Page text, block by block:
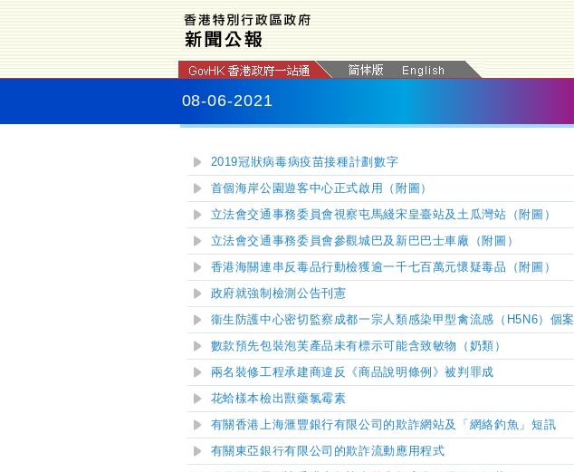
08-06-2021
2019冠狀病毒病疫苗接種計劃數字
首個海岸公園遊客中心正式啟用（附圖）
立法會交通事務委員會視察屯馬綫宋皇臺站及土瓜灣站 （ 附圖 ）
立法會交通事務委員會參觀城巴及新巴巴士車廠（附圖）
香港海關連串反毒品行動檢獲逾一千七百萬元懷疑毒品（附圖）
政府就強制檢測公告刊憲
衞生防護中心密切監察成都一宗人類感染甲型禽流感（H5N6）個案
數款預先包裝泡芙產品未有標示可能含致敏物（奶類）
兩名裝修工程承建商違反《商品說明條例》被判罪成
花蛤樣本檢出獸藥氯霉素
有關香港上海滙豐銀行有限公司的欺詐網站及「網絡釣魚」短訊
有關東亞銀行有限公司的欺詐流動應用程式